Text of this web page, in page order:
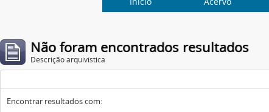
Não foram encontrados resultados
Descrição arquivística
Encontrar resultados com: